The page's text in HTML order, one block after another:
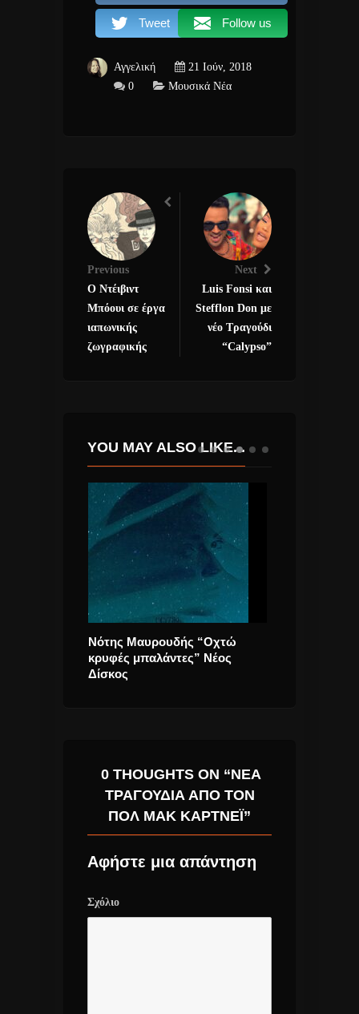
Tweet Follow us
Αγγελική
21 Ιούν, 2018
0
Μουσικά Νέα
Previous
Ο Ντέιβιντ
Μπόουι σε έργα
ιαπωνικής
ζωγραφικής
Next
Luis Fonsi και
Stefflon Don με
νέο Τραγούδι
“Calypso”
YOU MAY ALSO LIKE...
Νότης Μαυρουδής “Οχτώ
κρυφές μπαλάντες” Νέος
Δίσκος
0 THOUGHTS ON “ΝΈΑ
ΤΡΑΓΟΎΔΙΑ ΑΠΌ ΤΟΝ
ΠΟΛ ΜΑΚ ΚΆΡΤΝΕΪ”
Αφήστε μια απάντηση
Σχόλιο